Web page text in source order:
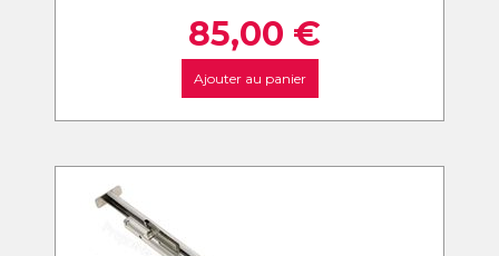
85,00 €
Ajouter au panier